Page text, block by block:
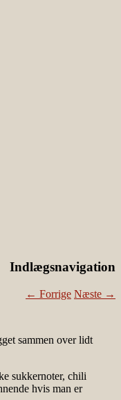
Indlægsnavigation
← Forrige Næste →
sammen over lidt
sukkernoter, chili
hvis man er